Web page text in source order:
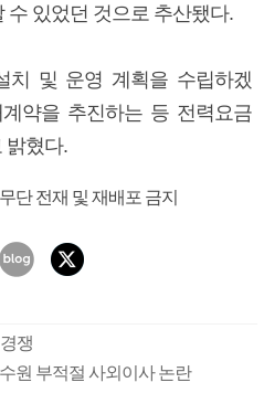
수 있었던 것으로 추산됐다.
치 및 운영 계획을 수립하겠
약을 추진하는 등 전력요금
밝혔다.
단 전재 및 재배포 금지
쟁
원 부적절 사외이사 논란